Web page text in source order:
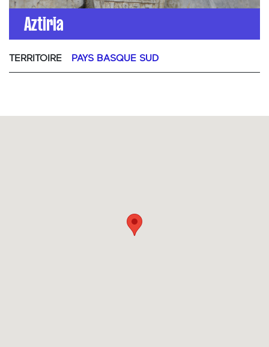
Aztiria
TERRITOIRE PAYS BASQUE SUD